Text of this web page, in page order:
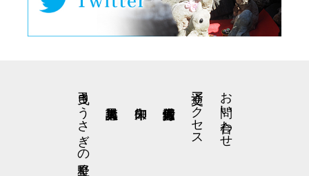
お問い合わせ
交通アクセス
弓曳きうさぎの星野くん